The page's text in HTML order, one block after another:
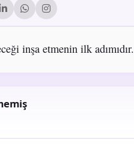
inşa etmenin ilk adımıdır.